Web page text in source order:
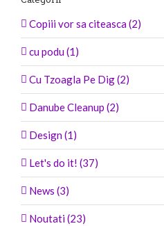
Copiii vor sa citeasca (2)
cu podu (1)
Cu Tzoagla Pe Dig (2)
Danube Cleanup (2)
Design (1)
Let's do it! (37)
News (3)
Noutati (23)